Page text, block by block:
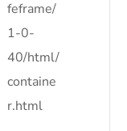
feframe/
1-0-
40/html/
containe
r.html